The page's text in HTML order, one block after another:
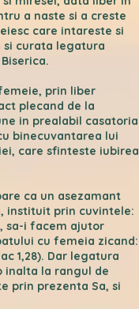
a naste si a creste
care intareste si
curata legatura
prin liber
plecand de la
in prealabil casatoria
binecuvantarea lui
care sfinteste iubirea
ca un asezamant
instituit prin cuvintele:
sa-i facem ajutor
cu femeia zicand:
1,28). Dar legatura
inalta la rangul de
prin prezenta Sa, si